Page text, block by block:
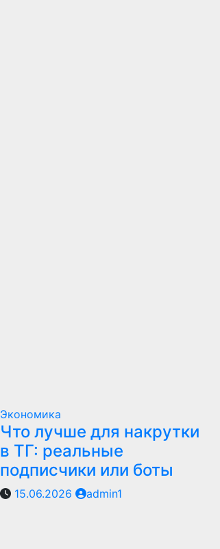
Экономика
Что лучше для накрутки
в ТГ: реальные
подписчики или боты
15.06.2026 admin1